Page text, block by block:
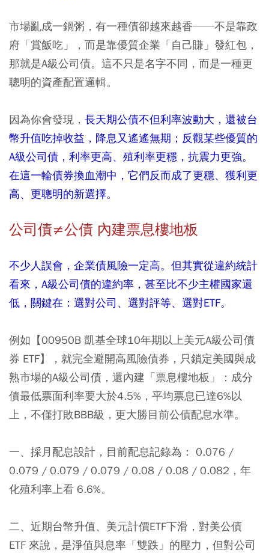
市場亂成一鍋粥，有一種債卻越來越香──不是靠政
府「賞飯吃」，而是靠優質企業「自己賺」發紅包，
那就是A級公司債。這不只是名字不同，而是一種更
聰明的資產配置邏輯。
因為你會發現， 長天期公債不但利率波動大，還被台
幣升值吃掉收益，降息又遙遙無期；反觀某些優質的
A級公司債，利率更高、殖利率更穩，抗震力更強。
在這一輪債券換血潮中，它們反而成了更穩、獲利更
高、更聰明的新選擇。
公司債≠公債 內建票息樓地板
不少人誤會，企業債風險一定高。但其實從違約統計
看來，A級公司債的違約率，甚至比不少主權國家還
低，關鍵在：選對公司、選對評等、選對ETF。
例如【00950B 凱基全球10年期以上美元A級公司債
券 ETF】，就完全避開高風險債券，只鎖定美國與成
熟市場的A級公司債，還內建「票息樓地板」：成分
債最低票面利率要大於4.5%，平均票息已達6%以
上，不僅打敗BBB級，更大勝目前公債配息水準。
一、採月配息設計，目前配息記錄為： 0.076 /
0.079 / 0.079 / 0.079 / 0.08 / 0.08 / 0.082，年
化殖利率上看 6.6%。
二、近期台幣升值、美元計價ETF下滑，對美公債
ETF 來說，是淨值與息率「雙跌」的壓力，但對公司